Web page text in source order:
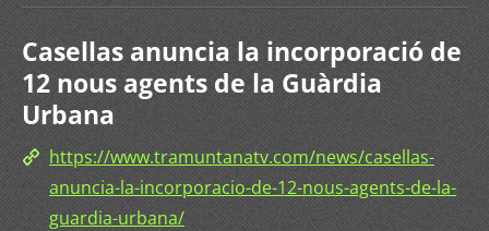
Casellas anuncia la incorporació de
12 nous agents de la Guàrdia
Urbana
https://www.tramuntanatv.com/news/casellas-
anuncia-la-incorporacio-de-12-nous-agents-de-la-
guardia-urbana/